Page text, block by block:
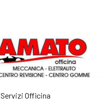
Servizi Officina